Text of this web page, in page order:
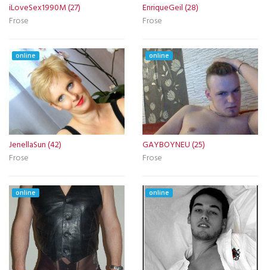
iLoveSex1990M (27)
Frose
EnriqueGeil (28)
Frose
online
JenellaSun (42)
Frose
online
GAYBOYNEU (25)
Frose
online online